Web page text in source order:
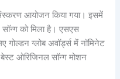
आयोजन किया गया। इसमें
सॉन्ग को मिला है। एसएस
गोल्डन ग्लोब अवॉर्ड्स में नॉमिनेट
ओरिजिनल सॉन्ग मोशन